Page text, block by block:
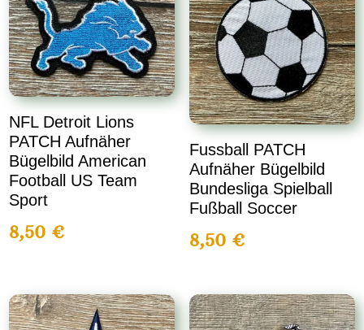
NFL Detroit Lions
PATCH Aufnäher
Bügelbild American
Football US Team
Sport
8,50 €
Fussball PATCH
Aufnäher Bügelbild
Bundesliga Spielball
Fußball Soccer
8,50 €